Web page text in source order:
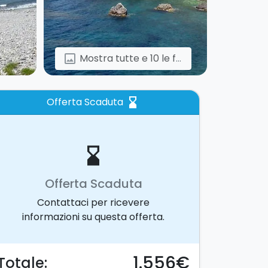
image Mostra tutte e 10 le foto
Offerta Scaduta hourglass_bottom
hourglass_bottom
Offerta Scaduta
Contattaci per ricevere
informazioni su questa offerta.
1.556€